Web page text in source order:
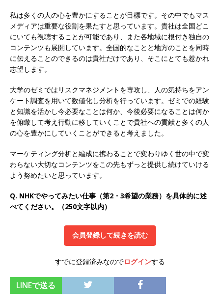
参加者は書類選考・一次面接免除 】 M&A総研の
グループ企業 ｜ 日本トップレベルの企業へ幅広
いコンサルを行う ｜ スタートアップの成長性×
オンツ・コンサルティング
体育会積極採用企
業
[ 2026年5月14日 ] 【 28卒 ｜ ES自動合格!! 】 文
理不問 ｜ 世界中のシェア約80％・国内シェア
50％以上の製品保有!! ｜ 一眼レフ大手メーカー
部品製造メーカー ｜ 賞与前年度実績6.5ヵ月・平
用企業
格!! 】 需要が伸び続ける安定したリフォーム業界
の専門商社 ｜ 大手メーカーとも取引多数!! ｜ 30
私は多くの人の心を豊かにすることが目標です。その中でもマス
メディアは重要な役割を果たすと思っています。貴社は全国どこ
にいても視聴することが可能であり、また各地域に根付き独自の
コンテンツも展開しています。全国的なことと地方のことを同時
に伝えることのできるのは貴社だけであり、そこにとても惹かれ
志望します。
大学のゼミではリスクマネジメントを専攻し、人の気持ちをアン
ケート調査を用いて数値化し分析を行っています。ゼミでの経験
と知識を活かし今必要なことは何か、今後必要になることは何か
を俯瞰して考え行動に移していくことで貴社への貢献と多くの人
の心を豊かにしていくことができると考えました。
マーケティング分析と編成に携わることで変わりゆく世の中で変
わらない大切なコンテンツをこの先もずっと提供し続けていける
よう努めたいと思っています。
Q. NHKでやってみたい仕事（第2・3希望の業務）を具体的に述
べてください。（250文字以内）
会員登録して続きを読む
すでに登録済みなのでログインする
LINEで送る